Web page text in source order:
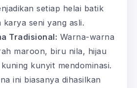
setiap helai batik
karya seni yang asli.
Tradisional: Warna-warna
maroon, biru nila, hijau
kunyit mendominasi.
ini biasanya dihasilkan